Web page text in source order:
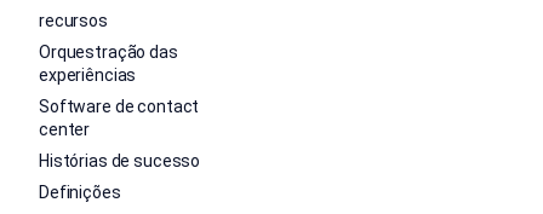
recursos
Orquestração das
experiências
Software de contact
center
Histórias de sucesso
Definições